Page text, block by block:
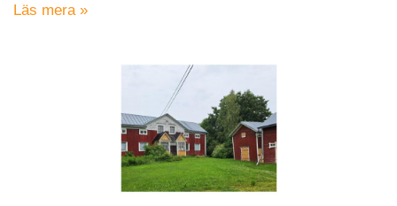
Läs mera »